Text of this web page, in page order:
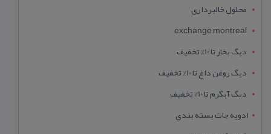
محلول خالبرداری
exchange montreal
دیگ بخار تا 10% تخفیف
دیگ روغن داغ تا 10% تخفیف
دیگ آبگرم تا 10% تخفیف
ادویه جات بسته بندی